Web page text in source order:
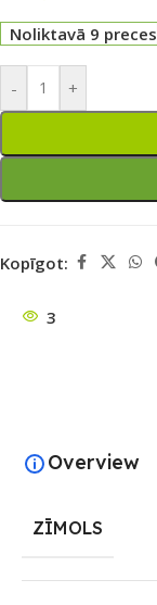
Noliktavā 9 preces
- +
Kopīgot:
3
Overview
ZĪMOLS